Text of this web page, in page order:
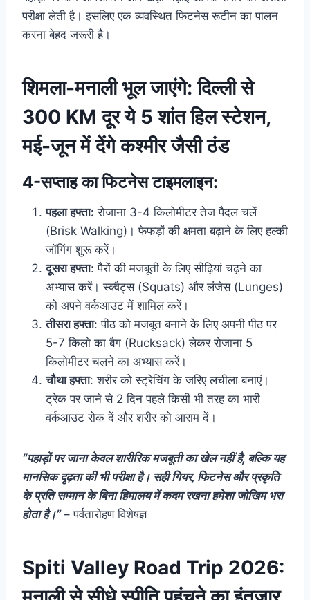
परीक्षा लेती है। इसलिए एक व्यवस्थित फिटनेस रूटीन का पालन
करना बेहद जरूरी है।
शिमला-मनाली भूल जाएंगे: दिल्ली से
300 KM दूर ये 5 शांत हिल स्टेशन,
मई-जून में देंगे कश्मीर जैसी ठंड
4-सप्ताह का फिटनेस टाइमलाइन:
पहला हफ्ता: रोजाना 3-4 किलोमीटर तेज पैदल चलें
(Brisk Walking)। फेफड़ों की क्षमता बढ़ाने के लिए हल्की
जॉगिंग शुरू करें।
दूसरा हफ्ता: पैरों की मजबूती के लिए सीढ़ियां चढ़ने का
अभ्यास करें। स्क्वैट्स (Squats) और लंजेस (Lunges)
को अपने वर्कआउट में शामिल करें।
तीसरा हफ्ता: पीठ को मजबूत बनाने के लिए अपनी पीठ पर
5-7 किलो का बैग (Rucksack) लेकर रोजाना 5
किलोमीटर चलने का अभ्यास करें।
चौथा हफ्ता: शरीर को स्ट्रेचिंग के जरिए लचीला बनाएं।
ट्रेक पर जाने से 2 दिन पहले किसी भी तरह का भारी
वर्कआउट रोक दें और शरीर को आराम दें।
“पहाड़ों पर जाना केवल शारीरिक मजबूती का खेल नहीं है, बल्कि यह
मानसिक दृढ़ता की भी परीक्षा है। सही गियर, फिटनेस और प्रकृति
के प्रति सम्मान के बिना हिमालय में कदम रखना हमेशा जोखिम भरा
होता है।” – पर्वतारोहण विशेषज्ञ
Spiti Valley Road Trip 2026: